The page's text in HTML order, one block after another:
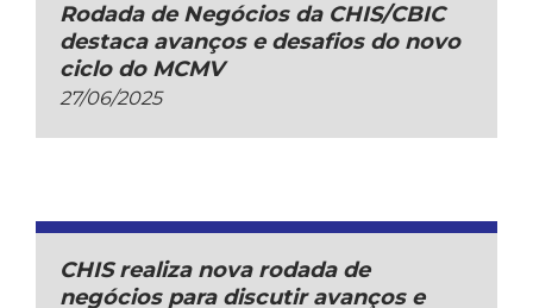
Rodada de Negócios da CHIS/CBIC
destaca avanços e desafios do novo
ciclo do MCMV
27/06/2025
CHIS realiza nova rodada de
negócios para discutir avanços e